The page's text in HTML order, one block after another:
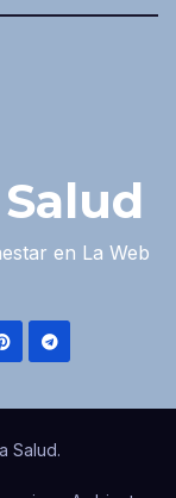
en La Web
Salud.